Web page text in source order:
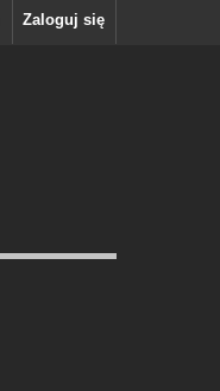
Zaloguj się